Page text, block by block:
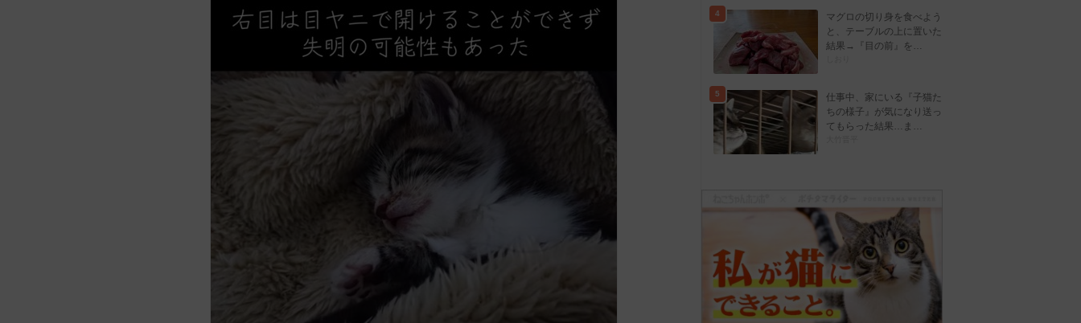
4
マグロの切り身を食べよう
と、テーブルの上に置いた
結果→『目の前』を…
5
仕事中、家にいる『子猫た
ちの様子』が気になり送っ
てもらった結果…ま…